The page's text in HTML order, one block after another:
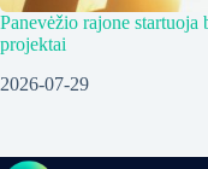
Panevėžio rajone
projektai
2026-07-29